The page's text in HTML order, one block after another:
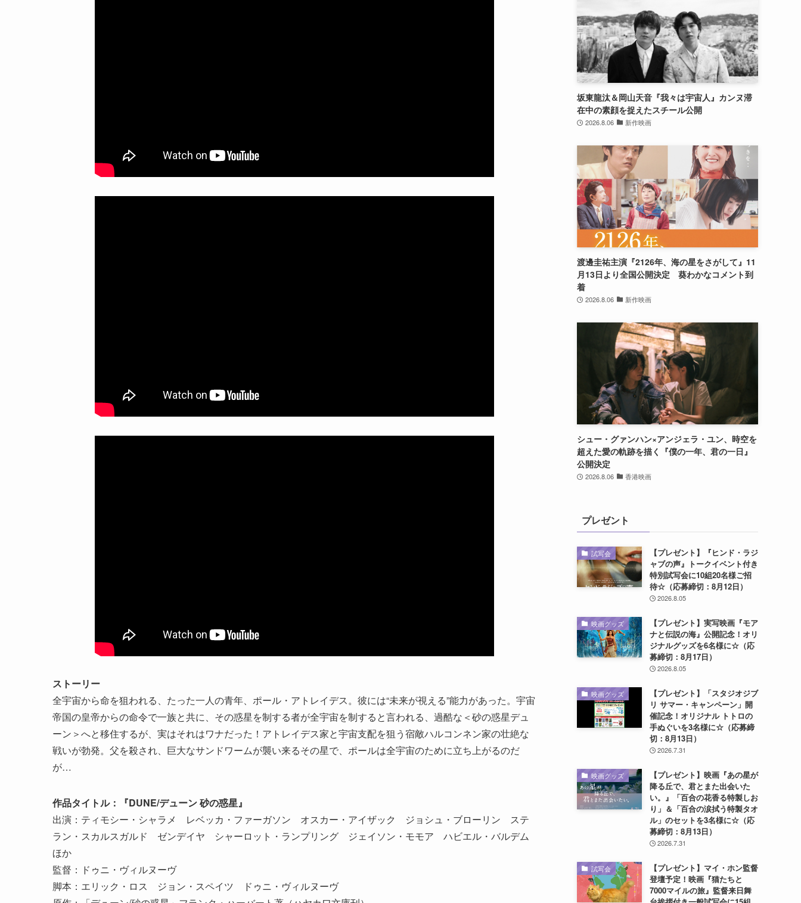
ストーリー
全宇宙から命を狙われる、たった一人の青年、ポール・アトレイデス。彼には“未来が視える”能力があった。宇宙
帝国の皇帝からの命令で一族と共に、その惑星を制する者が全宇宙を制すると言われる、過酷な＜砂の惑星デュ
ーン＞へと移住するが、実はそれはワナだった！アトレイデス家と宇宙支配を狙う宿敵ハルコンネン家の壮絶な
戦いが勃発。父を殺され、巨大なサンドワームが襲い来るその星で、ポールは全宇宙のために立ち上がるのだ
が…
作品タイトル：『DUNE/デューン 砂の惑星』
出演：ティモシー・シャラメ レベッカ・ファーガソン オスカー・アイザック ジョシュ・ブローリン ステ
ラン・スカルスガルド ゼンデイヤ シャーロット・ランプリング ジェイソン・モモア ハビエル・バルデム
ほか
監督：ドゥニ・ヴィルヌーヴ
脚本：エリック・ロス ジョン・スペイツ ドゥニ・ヴィルヌーヴ
坂東龍汰＆岡山天音『我々は宇宙人』カンヌ滞
在中の素顔を捉えたスチール公開
2026.8.06 新作映画
渡邊圭祐主演『2126年、海の星をさがして』11
月13日より全国公開決定 葵わかなコメント到
着
2026.8.06 新作映画
シュー・グァンハン×アンジェラ・ユン、時空を
超えた愛の軌跡を描く『僕の一年、君の一日』
公開決定
2026.8.06 香港映画
プレゼント
試写会
【プレゼント】『ヒンド・ラジ
ャブの声』トークイベント付き
特別試写会に10組20名様ご招
待☆（応募締切：8月12日）
2026.8.05
映画グッズ
【プレゼント】実写映画『モア
ナと伝説の海』公開記念！オリ
ジナルグッズを6名様に☆（応
募締切：8月17日）
2026.8.05
映画グッズ
【プレゼント】「スタジオジブ
リ サマー・キャンペーン」開
催記念！オリジナル トトロの
手ぬぐいを3名様に☆（応募締
切：8月13日）
2026.7.31
映画グッズ
【プレゼント】映画『あの星が
降る丘で、君とまた出会いた
い。』「百合の花香る特製しお
り」＆「百合の涙拭う特製タオ
ル」のセットを3名様に☆（応
募締切：8月13日）
2026.7.31
試写会
【プレゼント】マイ・ホン監督
登壇予定！映画『猫たちと
7000マイルの旅』監督来日舞